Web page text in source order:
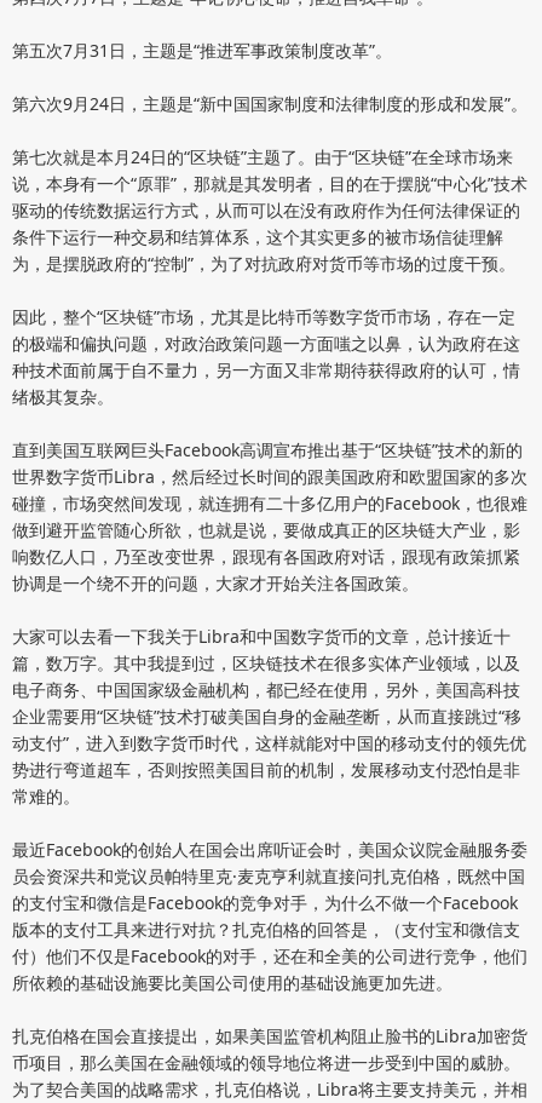
第五次7月31日，主题是“推进军事政策制度改革”。
第六次9月24日，主题是“新中国国家制度和法律制度的形成和发展”。
第七次就是本月24日的“区块链”主题了。由于“区块链”在全球市场来
说，本身有一个“原罪”，那就是其发明者，目的在于摆脱“中心化”技术
驱动的传统数据运行方式，从而可以在没有政府作为任何法律保证的
条件下运行一种交易和结算体系，这个其实更多的被市场信徒理解
为，是摆脱政府的“控制”，为了对抗政府对货币等市场的过度干预。
因此，整个“区块链”市场，尤其是比特币等数字货币市场，存在一定
的极端和偏执问题，对政治政策问题一方面嗤之以鼻，认为政府在这
种技术面前属于自不量力，另一方面又非常期待获得政府的认可，情
绪极其复杂。
直到美国互联网巨头Facebook高调宣布推出基于“区块链”技术的新的
世界数字货币Libra，然后经过长时间的跟美国政府和欧盟国家的多次
碰撞，市场突然间发现，就连拥有二十多亿用户的Facebook，也很难
做到避开监管随心所欲，也就是说，要做成真正的区块链大产业，影
响数亿人口，乃至改变世界，跟现有各国政府对话，跟现有政策抓紧
协调是一个绕不开的问题，大家才开始关注各国政策。
大家可以去看一下我关于Libra和中国数字货币的文章，总计接近十
篇，数万字。其中我提到过，区块链技术在很多实体产业领域，以及
电子商务、中国国家级金融机构，都已经在使用，另外，美国高科技
企业需要用“区块链”技术打破美国自身的金融垄断，从而直接跳过“移
动支付”，进入到数字货币时代，这样就能对中国的移动支付的领先优
势进行弯道超车，否则按照美国目前的机制，发展移动支付恐怕是非
常难的。
最近Facebook的创始人在国会出席听证会时，美国众议院金融服务委
员会资深共和党议员帕特里克·麦克亨利就直接问扎克伯格，既然中国
的支付宝和微信是Facebook的竞争对手，为什么不做一个Facebook
版本的支付工具来进行对抗？扎克伯格的回答是，（支付宝和微信支
付）他们不仅是Facebook的对手，还在和全美的公司进行竞争，他们
所依赖的基础设施要比美国公司使用的基础设施更加先进。
扎克伯格在国会直接提出，如果美国监管机构阻止脸书的Libra加密货
币项目，那么美国在金融领域的领导地位将进一步受到中国的威胁。
为了契合美国的战略需求，扎克伯格说，Libra将主要支持美元，并相